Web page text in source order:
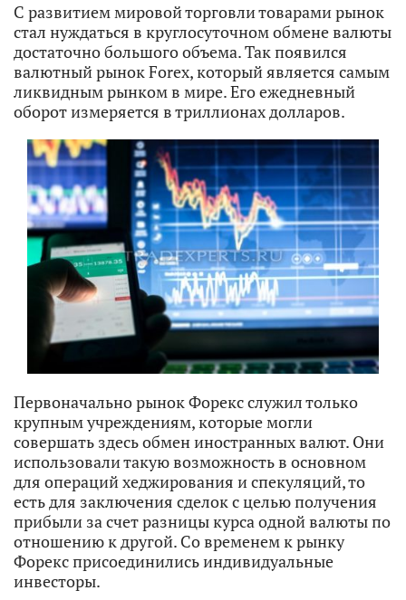
С развитием мировой торговли товарами рынок
стал нуждаться в круглосуточном обмене валюты
достаточно большого объема. Так появился
валютный рынок Forex, который является самым
ликвидным рынком в мире. Его ежедневный
оборот измеряется в триллионах долларов.
Первоначально рынок Форекс служил только
крупным учреждениям, которые могли
совершать здесь обмен иностранных валют. Они
использовали такую возможность в основном
для операций хеджирования и спекуляций, то
есть для заключения сделок с целью получения
прибыли за счет разницы курса одной валюты по
отношению к другой. Со временем к рынку
Форекс присоединились индивидуальные
инвесторы.